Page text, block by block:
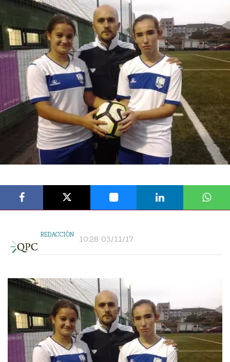
REDACCIÓN 10:28 03/11/17